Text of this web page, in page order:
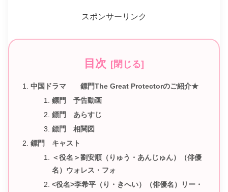
スポンサーリンク
目次
中国ドラマ 鏢門The Great Protectorのご紹介★
鏢門 予告動画
鏢門 あらすじ
鏢門 相関図
鏢門 キャスト
＜役名＞劉安順（りゅう・あんじゅん）（俳優
名）ウォレス・フォ
<役名>李希平（り・きへい）（俳優名）リー・